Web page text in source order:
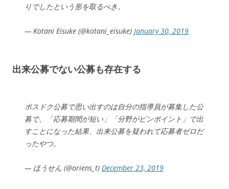
りでしたという形を取るべき。
— Kotani Eisuke (@kotani_eisuke) January 30, 2019
出来公募でない公募も存在する
ポスドク公募で思い出すのは自分の指導員が募集した公
募で、「応募期間が短い」「分野がピンポイント」で出
すことになった結果、出来公募を疑われて応募者ゼロだ
ったやつ。
— ほうせん (@oriens_t) December 23, 2019